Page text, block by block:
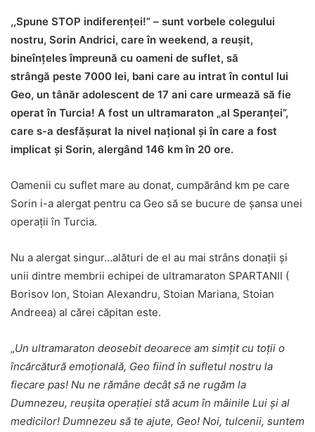
,,Spune STOP indiferenței!” – sunt vorbele colegului
nostru, Sorin Andrici, care în weekend, a reușit,
bineînțeles împreună cu oameni de suflet, să
strângă peste 7000 lei, bani care au intrat în contul lui
Geo, un tânăr adolescent de 17 ani care urmează să fie
operat în Turcia! A fost un ultramaraton „al Speranței”,
care s-a desfășurat la nivel național și în care a fost
implicat și Sorin, alergând 146 km în 20 ore.
Oamenii cu suflet mare au donat, cumpărând km pe care
Sorin i-a alergat pentru ca Geo să se bucure de șansa unei
operații în Turcia.
Nu a alergat singur…alături de el au mai strâns donații și
unii dintre membrii echipei de ultramaraton SPARTANII (
Borisov Ion, Stoian Alexandru, Stoian Mariana, Stoian
Andreea) al cărei căpitan este.
„Un ultramaraton deosebit deoarece am simțit cu toții o
încărcătură emoțională, Geo fiind în sufletul nostru la
fiecare pas! Nu ne rămâne decât să ne rugăm la
Dumnezeu, reușita operației stă acum în mâinile Lui și al
medicilor! Dumnezeu să te ajute, Geo! Noi, tulcenii, suntem